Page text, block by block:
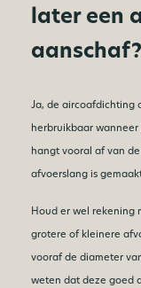
later een
aanschaf?
Ja, de aircoafdichting
herbruikbaar
hangt vooral af van
afvoerslang is
Houd er wel rekening
grotere of kleinere
vooraf de diameter
weten dat deze goed